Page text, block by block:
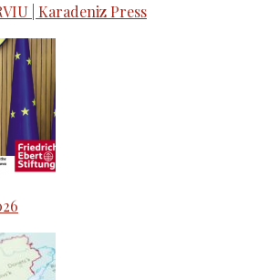
| Karadeniz Press